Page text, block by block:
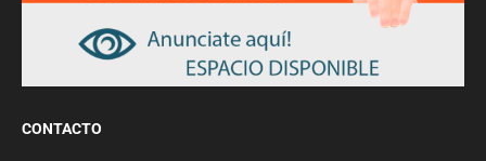
CONTACTO